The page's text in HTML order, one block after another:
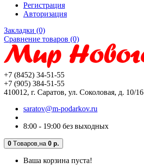
Регистрация
Авторизация
Закладки (0)
Сравнение товаров (0)
+7 (8452) 34-51-55
+7 (905) 384-51-55
410012, г. Саратов, ул. Соколовая, д. 10/16
saratov@m-podarkov.ru
8:00 - 19:00 без выходных
0 Tоваров, на 0 р.
Ваша корзина пуста!